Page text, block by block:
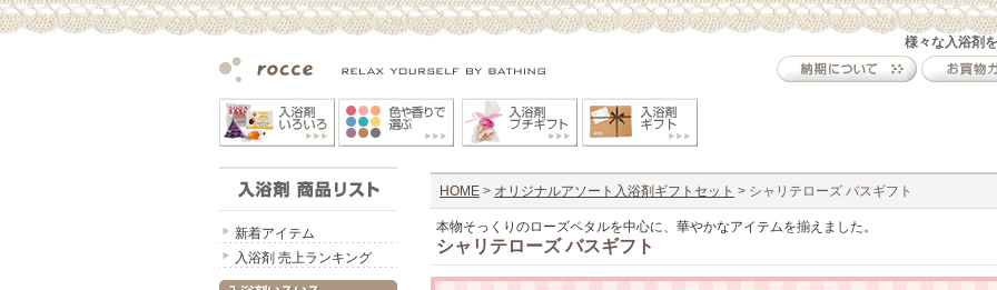
様々な入浴剤
新着アイテム
入浴剤 売上ランキング
HOME > オリジナルアソート入浴剤ギフトセット > シャリテローズ バスギフト
本物そっくりのローズペタルを中心に、華やかなアイテムを揃えました。
シャリテローズ バスギフト